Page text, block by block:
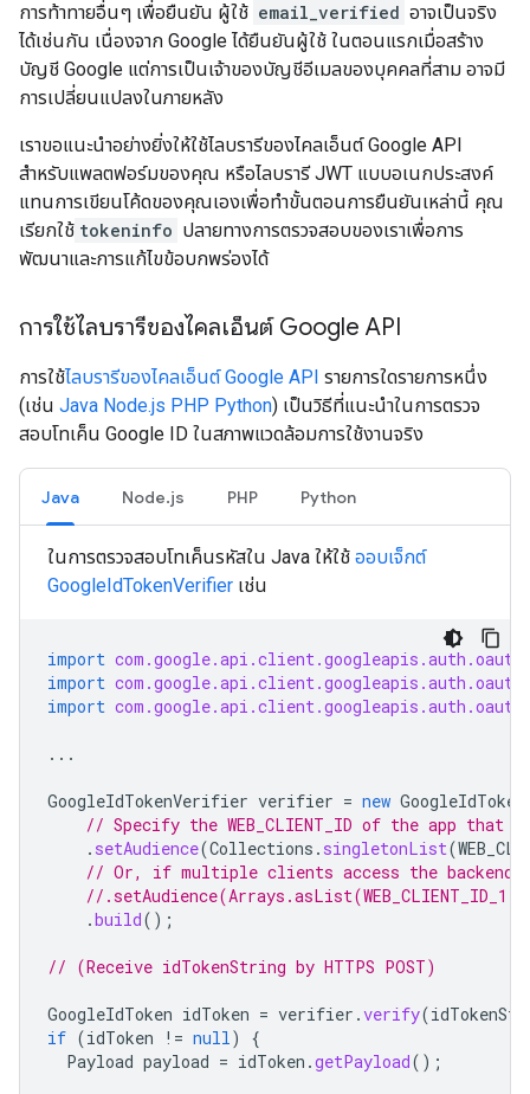
การท้าทายอื่นๆ เพื่อยืนยัน ผู้ใช้ email_verified อาจเป็นจริง
ได้เช่นกัน เนื่องจาก Google ได้ยืนยันผู้ใช้ ในตอนแรกเมื่อสร้าง
บัญชี Google แต่การเป็นเจ้าของบัญชีอีเมลของบุคคลที่สาม อาจมี
การเปลี่ยนแปลงในภายหลัง
เราขอแนะนำอย่างยิ่งให้ใช้ไลบรารีของไคลเอ็นต์ Google API
สำหรับแพลตฟอร์มของคุณ หรือไลบรารี JWT แบบอเนกประสงค์
แทนการเขียนโค้ดของคุณเองเพื่อทำขั้นตอนการยืนยันเหล่านี้ คุณ
เรียกใช้ tokeninfo ปลายทางการตรวจสอบของเราเพื่อการ
พัฒนาและการแก้ไขข้อบกพร่องได้
การใช้ไลบรารีของไคลเอ็นต์ Google API
การใช้ไลบรารีของไคลเอ็นต์ Google API รายการใดรายการหนึ่ง
(เช่น Java Node.js PHP Python) เป็นวิธีที่แนะนำในการตรวจ
สอบโทเค็น Google ID ในสภาพแวดล้อมการใช้งานจริง
Java Node.js PHP Python
ในการตรวจสอบโทเค็นรหัสใน Java ให้ใช้ ออบเจ็กต์
GoogleIdTokenVerifier เช่น
import
import
import
...
GoogleIdTokenVerifier verifier = new
// Specify the WEB_CLIENT_ID of the app that
. setAudience(Collections . singletonList(
// Or, if multiple clients access the backend:
//.setAudience(Arrays.asList(WEB_CLIENT_ID_1,
.build();
// (Receive idTokenString by HTTPS POST)
GoogleIdToken idToken = verifier .verify(
if (idToken != null)
{
Payload payload = idToken .getPayload();